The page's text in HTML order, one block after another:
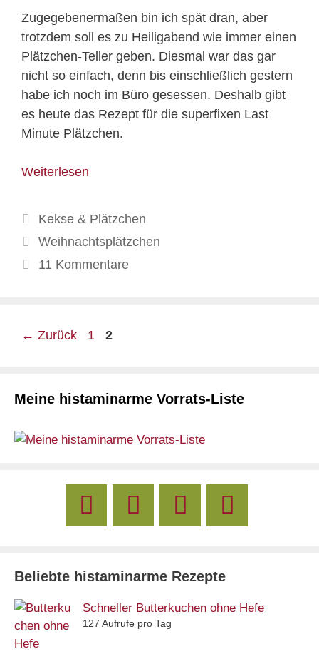
Zugegebenermaßen bin ich spät dran, aber
trotzdem soll es zu Heiligabend wie immer einen
Plätzchen-Teller geben. Diesmal war das gar
nicht so einfach, denn bis einschließlich gestern
habe ich noch im Büro gesessen. Deshalb gibt
es heute das Rezept für die superfixen Last
Minute Plätzchen.
Weiterlesen
Kategorien
Kekse & Plätzchen
Schlagwörter
Weihnachtsplätzchen
11 Kommentare
← Zurück Seite
1 Seite
2
Meine histaminarme Vorrats-Liste
Beliebte histaminarme Rezepte
Schneller Butterkuchen ohne Hefe
127 Aufrufe pro Tag